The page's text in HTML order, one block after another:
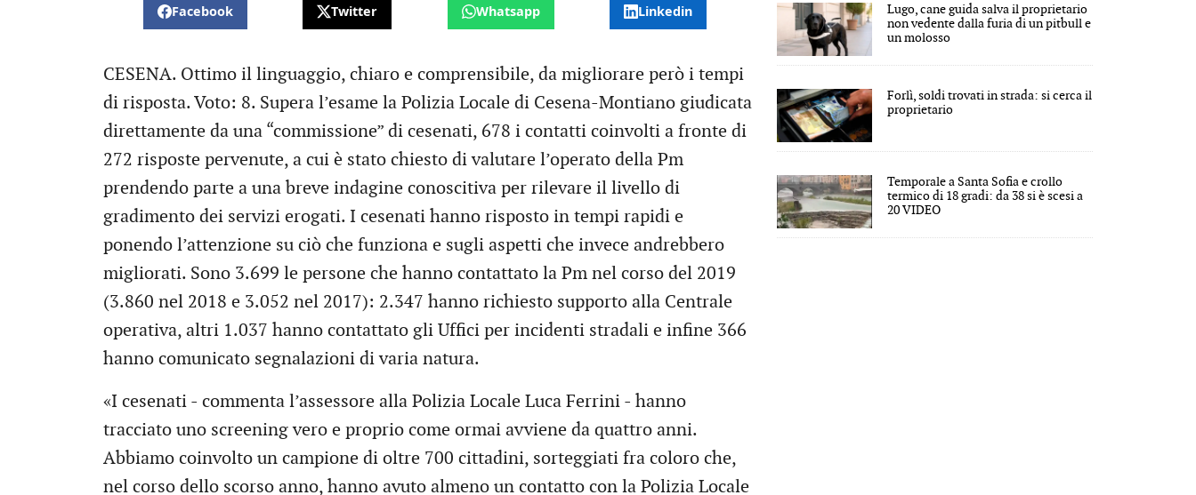
Facebook Twitter Whatsapp Linkedin
CESENA. Ottimo il linguaggio, chiaro e comprensibile, da migliorare però i tempi
di risposta. Voto: 8. Supera l’esame la Polizia Locale di Cesena-Montiano giudicata
direttamente da una “commissione” di cesenati, 678 i contatti coinvolti a fronte di
272 risposte pervenute, a cui è stato chiesto di valutare l’operato della Pm
prendendo parte a una breve indagine conoscitiva per rilevare il livello di
gradimento dei servizi erogati. I cesenati hanno risposto in tempi rapidi e
ponendo l’attenzione su ciò che funziona e sugli aspetti che invece andrebbero
migliorati. Sono 3.699 le persone che hanno contattato la Pm nel corso del 2019
(3.860 nel 2018 e 3.052 nel 2017): 2.347 hanno richiesto supporto alla Centrale
operativa, altri 1.037 hanno contattato gli Uffici per incidenti stradali e infine 366
hanno comunicato segnalazioni di varia natura.
«I cesenati - commenta l’assessore alla Polizia Locale Luca Ferrini - hanno
tracciato uno screening vero e proprio come ormai avviene da quattro anni.
Abbiamo coinvolto un campione di oltre 700 cittadini, sorteggiati fra coloro che,
nel corso dello scorso anno, hanno avuto almeno un contatto con la Polizia Locale
Lugo, cane guida salva il proprietario
non vedente dalla furia di un pitbull e
un molosso
Forlì, soldi trovati in strada: si cerca il
proprietario
Temporale a Santa Sofia e crollo
termico di 18 gradi: da 38 si è scesi a
20 VIDEO